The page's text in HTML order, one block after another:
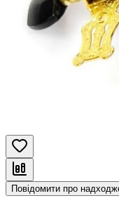
Повідомити про